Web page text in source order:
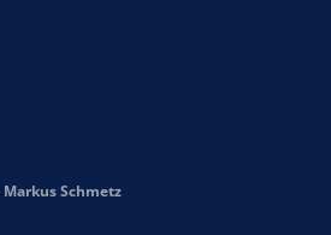
Schmetz